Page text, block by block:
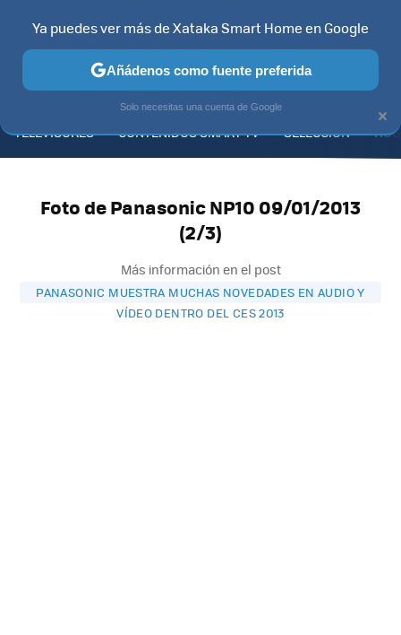
TELEVISORES CONTENIDOS SMART TV SELECCIÓN
Foto de Panasonic NP10 09/01/2013
(2/3)
Más información en el post
PANASONIC MUESTRA MUCHAS NOVEDADES EN AUDIO Y
VÍDEO DENTRO DEL CES 2013
×
Ya puedes ver más de Xataka Smart Home en Google
Añádenos como fuente preferida
Solo necesitas una cuenta de Google